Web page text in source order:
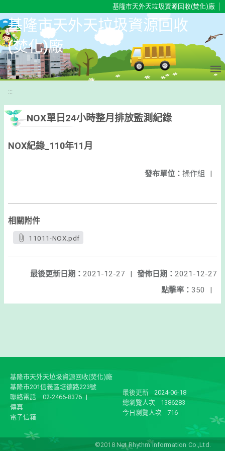
基隆市天外天垃圾資源回收(焚化)廠
基隆市天外天垃圾資源回收
(焚化)廠
:::
NOX單日24小時整月排放監測紀錄
NOX紀錄_110年11月
發布單位： 操作組 |
相關附件
11011-NOX.pdf
發佈日期： 2021-12-27
最後更新日期： 2021-12-27
|
點擊率： 350 |
基隆市天外天垃圾資源回收(焚化)廠
基隆市201信義區培德路223號
聯絡電話
02-2466-8376 |
傳真
電子信箱
最後更新
2024-06-18
總瀏覽人次
1386283
今日瀏覽人次
716
©2018 Net Rhythm Information Co.,Ltd.